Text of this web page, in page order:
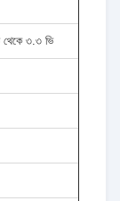
৩.৩ ভি